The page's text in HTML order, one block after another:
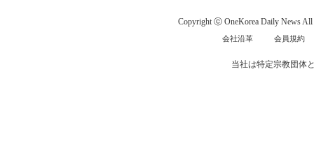
Copyright ⓒ OneKorea Daily News All
会社沿革 会員規約
当社は特定宗教団体